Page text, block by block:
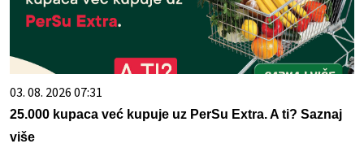
03. 08. 2026 07:31
25.000 kupaca već kupuje uz PerSu Extra. A ti? Saznaj
više